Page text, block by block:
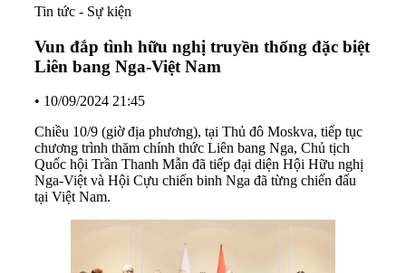
Tin tức - Sự kiện
Vun đắp tình hữu nghị truyền thống đặc biệt
Liên bang Nga-Việt Nam
• 10/09/2024 21:45
Chiều 10/9 (giờ địa phương), tại Thủ đô Moskva, tiếp tục
chương trình thăm chính thức Liên bang Nga, Chủ tịch
Quốc hội Trần Thanh Mẫn đã tiếp đại diện Hội Hữu nghị
Nga-Việt và Hội Cựu chiến binh Nga đã từng chiến đấu
tại Việt Nam.